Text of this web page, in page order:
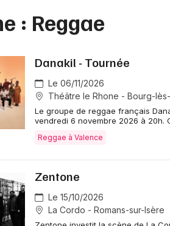
: Reggae
Danakil - Tournée
Le 06/11/2026
Théâtre le Rhone - Bourg-
Le groupe de reggae français
vendredi 6 novembre 2026 à 20h.
Reggae à Valence
Zentone
Le 15/10/2026
La Cordo - Romans-sur-Isère